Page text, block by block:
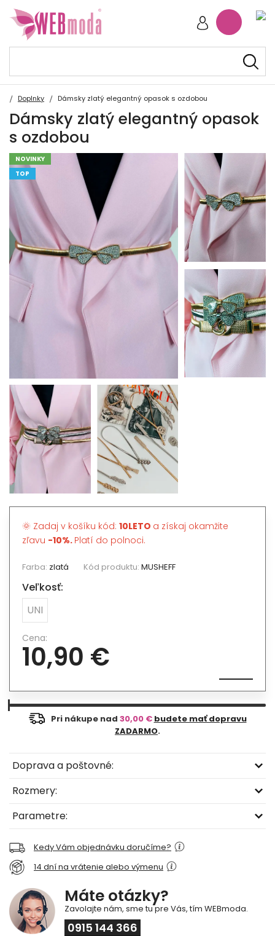
Doplnky Dámsky zlatý elegantný opasok s ozdobou
Dámsky zlatý elegantný opasok
s ozdobou
NOVINKY
TOP
🌞 Zadaj v košíku kód: 10LETO a získaj okamžite
zľavu -10%. Platí do polnoci.
Farba: zlatá Kód produktu: MUSHEFF
Veľkosť:
UNI
Cena:
10,90 €
Pri nákupe nad 30,00 € budete mať dopravu
ZADARMO.
Doprava a poštovné:
Rozmery:
Parametre:
Kedy Vám objednávku doručíme?
14 dní na vrátenie alebo výmenu
Máte otázky?
Zavolajte nám, sme tu pre Vás, tím WEBmoda.
0915 144 366